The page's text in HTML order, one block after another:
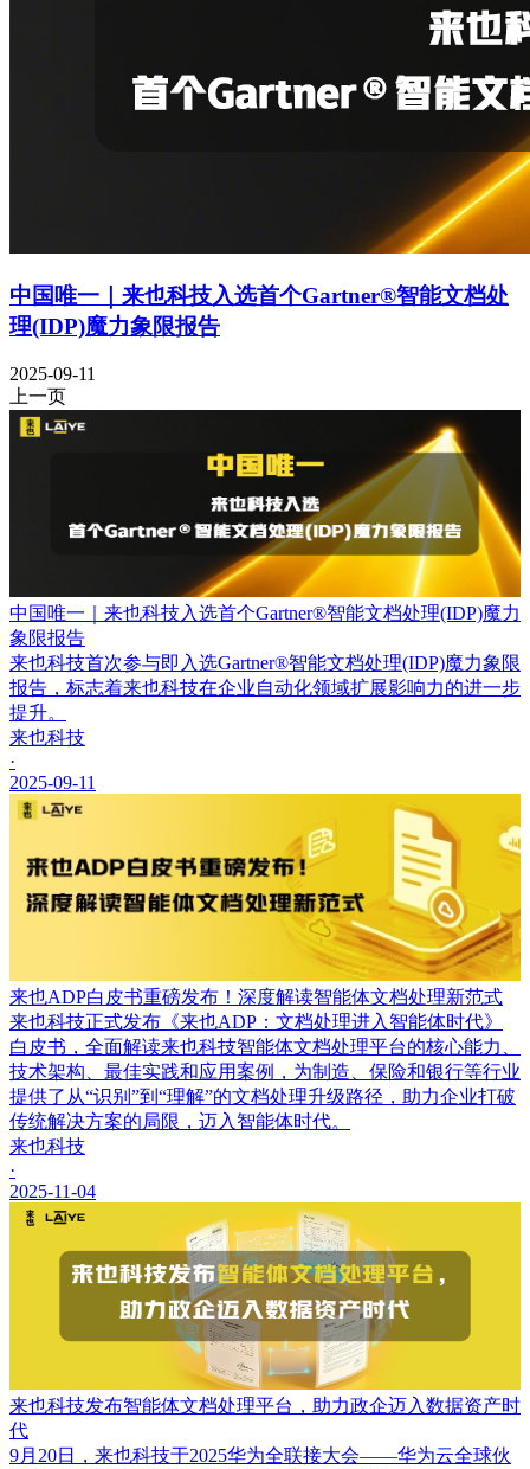
中国唯一｜来也科技入选首个Gartner®智能文档处
理(IDP)魔力象限报告
2025-09-11
上一页
中国唯一｜来也科技入选首个Gartner®智能文档处理(IDP)魔力
象限报告
来也科技首次参与即入选Gartner®智能文档处理(IDP)魔力象限
报告，标志着来也科技在企业自动化领域扩展影响力的进一步
提升。
来也科技
·
2025-09-11
来也ADP白皮书重磅发布！深度解读智能体文档处理新范式
来也科技正式发布《来也ADP：文档处理进入智能体时代》
白皮书，全面解读来也科技智能体文档处理平台的核心能力、
技术架构、最佳实践和应用案例，为制造、保险和银行等行业
提供了从“识别”到“理解”的文档处理升级路径，助力企业打破
传统解决方案的局限，迈入智能体时代。
来也科技
·
2025-11-04
来也科技发布智能体文档处理平台，助力政企迈入数据资产时
代
9月20日，来也科技于2025华为全联接大会——华为云全球伙